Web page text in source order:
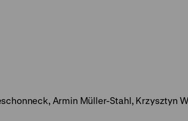
Armin Müller-Stahl, Krzysztyn